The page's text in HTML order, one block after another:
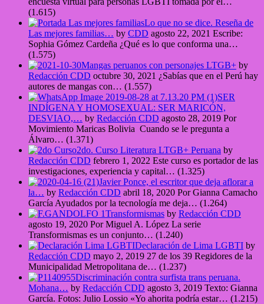
(1.615)
Lo que no se dice. Reseña de
Las mejores familias… by CDD agosto 22, 2021 Escribe:
Sophia Gómez Cardeña ¿Qué es lo que conforma una…
(1.575)
Mangas peruanos con personajes LTGB+ by
Redacción CDD octubre 30, 2021 ¿Sabías que en el Perú hay
autores de mangas con… (1.557)
SER
INDÍGENA Y HOMOSEXUAL: SER MARICÓN,
DESVIAO,… by Redacción CDD agosto 28, 2019 Por
Movimiento Maricas Bolivia Cuando se le pregunta a
Álvaro… (1.371)
2do. Curso Literatura LTGB+ Peruana by
Redacción CDD febrero 1, 2022 Este curso es portador de las
investigaciones, experiencia y capital… (1.325)
Javier Ponce, el escritor que deja aflorar a
la… by Redacción CDD abril 18, 2020 Por Gianna Camacho
García Ayudados por la tecnología me deja… (1.264)
Transformismas by Redacción CDD
agosto 19, 2020 Por Miguel A. López La serie
Transformismas es un conjunto… (1.240)
Declaración de Lima LGBTI by
Redacción CDD mayo 2, 2019 27 de los 39 Regidores de la
Municipalidad Metropolitana de… (1.237)
Discriminación contra surfista trans peruana.
Mohana… by Redacción CDD agosto 3, 2019 Texto: Gianna
García. Fotos: Julio Lossio «Yo ahorita podría estar… (1.215)